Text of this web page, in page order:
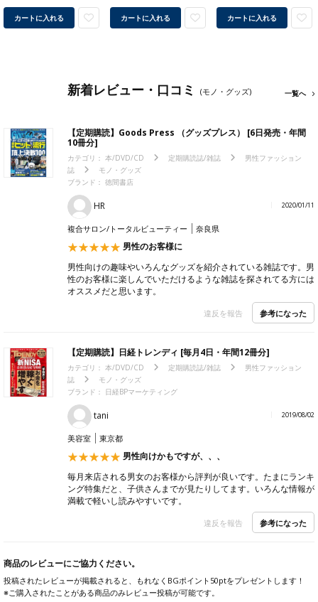
カートに入れる カートに入れる カートに入れる
新着レビュー・口コミ (モノ・グッズ) 一覧へ
【定期購読】Goods Press （グッズプレス） [6日発売・年間
10冊分]
カテゴリ： 本/DVD/CD 定期購読誌/雑誌
男性ファッション
誌
モノ・グッズ
ブランド： 徳間書店
HR 2020/01/11
複合サロン/トータルビューティー 奈良県
男性のお客様に
男性向けの趣味やいろんなグッズを紹介されている雑誌です。男
性のお客様に楽しんでいただけるような雑誌を探されてる方には
オススメだと思います。
違反を報告 参考になった
【定期購読】日経トレンディ [毎月4日・年間12冊分]
カテゴリ： 本/DVD/CD 定期購読誌/雑誌
男性ファッション
誌
モノ・グッズ
ブランド： 日経BPマーケティング
tani 2019/08/02
美容室 東京都
男性向けかもですが、、、
毎月来店される男女のお客様から評判が良いです。たまにランキ
ング特集だと、子供さんまでが見たりしてます。いろんな情報が
満載で軽いし読みやすいです。
違反を報告 参考になった
商品のレビューにご協力ください。
投稿されたレビューが掲載されると、もれなくBGポイント50ptをプレゼントします！
※ご購入されたことがある商品のみレビュー投稿が可能です。